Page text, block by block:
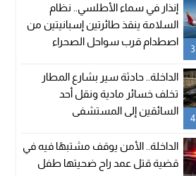
3
إنذار في سماء الأطلسي.. نظام
السلامة ينقذ طائرتين إسبانيتين من
اصطدام قرب سواحل الصحراء
4
الداخلة.. حادثة سير بشارع المطار
تخلف خسائر مادية ونقل أحد
السائقين إلى المستشفى
الداخلة.. الأمن يوقف مشتبهًا فيه في
قضية قتل عمد راح ضحيتها طفل